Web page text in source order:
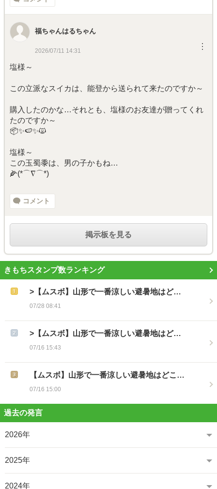
福ちゃんはるちゃん
2026/07/11 14:31 ︙
塩様～
この立派なスイカは、能登から送られて来たのですか～
購入したのかな…それとも、塩様のお友達が贈ってくれ
たのですか～
📦️✨🍉✨🙀
塩様～
この玉蜀黍は、男の子かもね…
🌽(*⌒∇⌒*)
コメント
掲示板を見る
きもちスタンプ数ランキング
>【ムスボ】山形で一番涼しい避暑地はど…
07/28 08:41
>【ムスボ】山形で一番涼しい避暑地はど…
07/16 15:43
【ムスボ】山形で一番涼しい避暑地はどこ…
07/16 15:00
過去の発言
2026年
2025年
2024年